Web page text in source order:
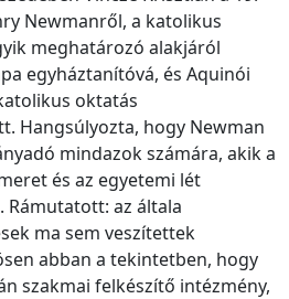
Newmanről, a katolikus
meghatározó alakjáról
egyháztanítóvá, és Aquinói
oktatás
Hangsúlyozta, hogy Newman
mindazok számára, akik a
és az egyetemi lét
Rámutatott: az általa
ma sem veszítettek
abban a tekintetben, hogy
szakmai felkészítő intézmény,